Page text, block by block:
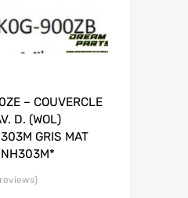
– COUVERCLE
D. (WOL)
GRIS MAT